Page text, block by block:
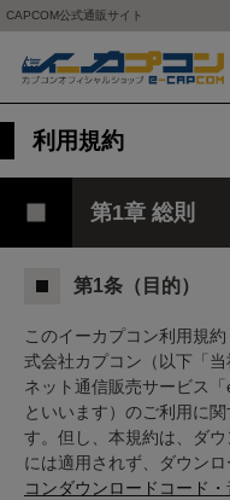
CAPCOM公式通販サイト
利用規約
第1章 総則
第1条（目的）
このイーカプコン利用規
式会社カプコン（以下「
ネット通信販売サービス
といいます）のご利用に
す。但し、本規約は、ダ
には適用されず、ダウン
コンダウンロードコード